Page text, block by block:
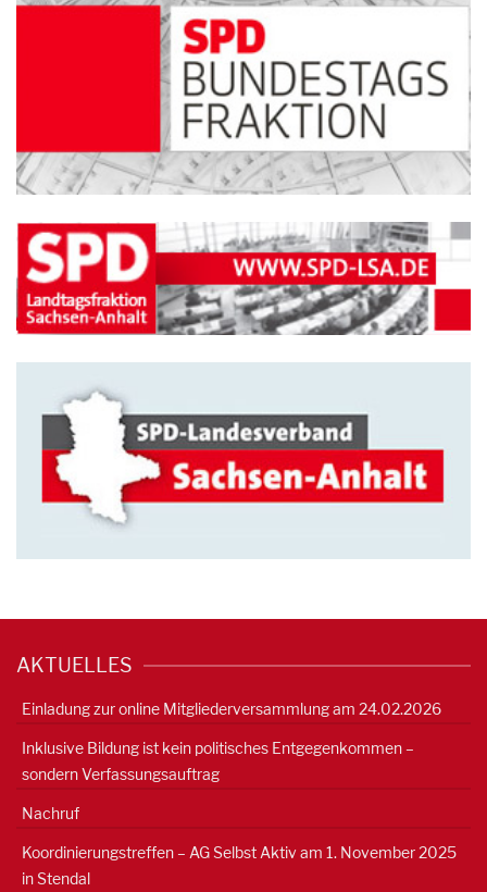
AKTUELLES
Einladung zur online Mitgliederversammlung am 24.02.2026
Inklusive Bildung ist kein politisches Entgegenkommen –
sondern Verfassungsauftrag
Nachruf
Koordinierungstreffen – AG Selbst Aktiv am 1. November 2025
in Stendal